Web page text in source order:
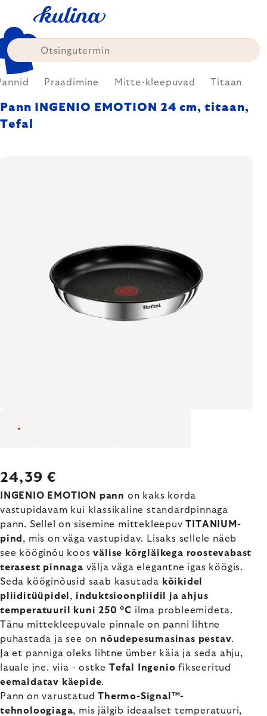
content
Praadimine Mitte-kleepuvad Titaan
Pann INGENIO EMOTION 24 cm, titaan,
Tefal
24,39 €
INGENIO EMOTION pann on kaks korda
vastupidavam kui klassikaline standardpinnaga
pann. Sellel on sisemine mittekleepuvTITANIUM-
pind , mis on väga vastupidav. Lisaks sellele näeb
see kööginõu koosvälise kõrgläikega roostevabast
terasest pinnaga välja väga elegantne igas köögis.
Seda kööginõusid saab kasutada kõikidel
pliiditüüpidel , induktsioonpliidil ja ahjus
temperatuuril kuni 250 °C ilma probleemideta.
Tänu mittekleepuvale pinnale on panni lihtne
puhastada ja see on nõudepesumasinas pestav.
Ja et panniga oleks lihtne ümber käia ja seda ahju,
lauale jne. viia - ostkeTefal Ingenio fikseeritud
eemaldatav käepide.
Pann on varustatudThermo-Signal™-
tehnoloogiaga, mis jälgib ideaalset temperatuuri,